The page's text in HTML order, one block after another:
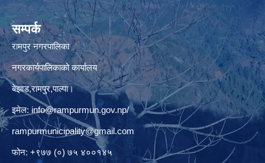
सम्पर्क
रामपुर नगरपालिका
नगरकार्यपालिकाको कार्यालय
बेझाड,रामपुर,पाल्पा।
इमेल: info@rampurmun.gov.np/
rampurmunicipality@gmail.com
फोन: +९७७ (०) ७५ ४००१४५